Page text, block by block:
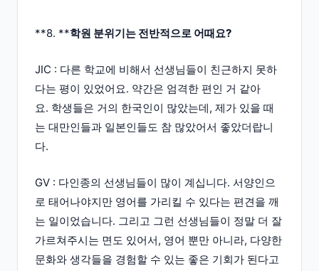
**8. **학원 분위기는 전반적으로 어때요?
JIC : 다른 학교에 비해서 선생님들이 친근하지 못하
다는 평이 있었어요. 약간은 엄격한 편인 거 같아
요. 학생들은 거의 한국인이 많았는데, 제가 있을 때
는 대만인들과 일본인들도 참 많았어서 좋았더랍니
다.
GV : 다인종의 선생님들이 많이 계십니다. 서양인으
로 태어나야지만 영어를 가리킬 수 있다는 편견을 깨
는 일이었습니다. 그리고 그런 선생님들이 정말 더 잘
가르쳐주시는 면도 있어서, 영어 뿐만 아니라, 다양한
문화와 생각들을 경험할 수 있는 좋은 기회가 된다고